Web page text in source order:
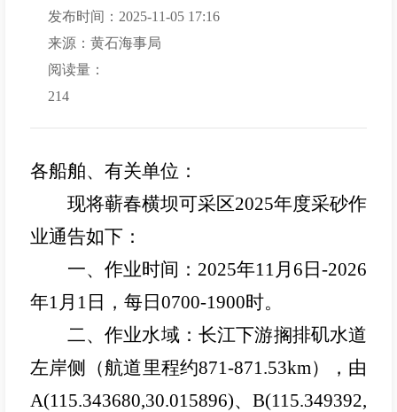
发布时间：2025-11-05 17:16
来源：黄石海事局
阅读量：
214
各船舶、有关单位：
现将蕲春横坝可采区2025年度采砂作
业通告如下：
一、作业时间：2025年11月6日-2026
年1月1日，每日0700-1900时。
二、作业水域：长江下游搁排矶水道
左岸侧（航道里程约871-871.53km），由
A(115.343680,30.015896)、B(115.349392,